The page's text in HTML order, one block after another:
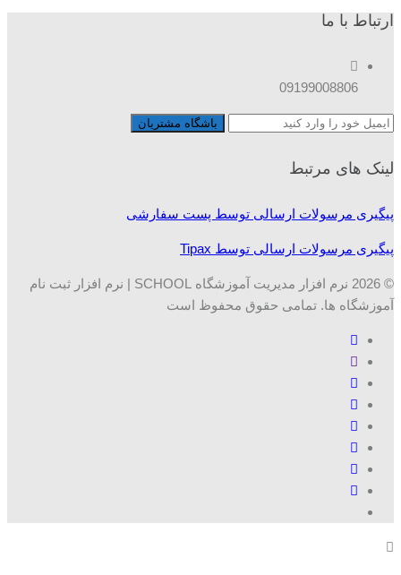
ارتباط با ما
09199008806
لینک های مرتبط
پیگیری مرسولات ارسالی توسط پست سفارشی
پیگیری مرسولات ارسالی توسط Tipax
© 2026 نرم افزار مدیریت آموزشگاه SCHOOL | نرم افزار ثبت نام
آموزشگاه ها. تمامی حقوق محفوظ است